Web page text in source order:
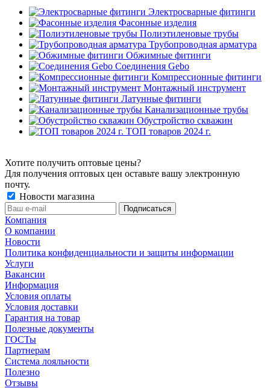
Электросварные фитинги
Фасонные изделия
Полиэтиленовые трубы
Трубопроводная арматура
Обжимные фитинги
Соединения Gebo
Компрессионные фитинги
Монтажный инструмент
Латунные фитинги
Канализационные трубы
Обустройство скважин
ТОП товаров 2024 г.
Хотите получить оптовые цены?
Для получения оптовых цен оставьте вашу электронную
почту.
Новости магазина
Компания
О компании
Новости
Политика конфиденциальности и защиты информации
Услуги
Вакансии
Информация
Условия оплаты
Условия доставки
Гарантия на товар
Полезные документы
ГОСТы
Партнерам
Система лояльности
Полезно
Отзывы